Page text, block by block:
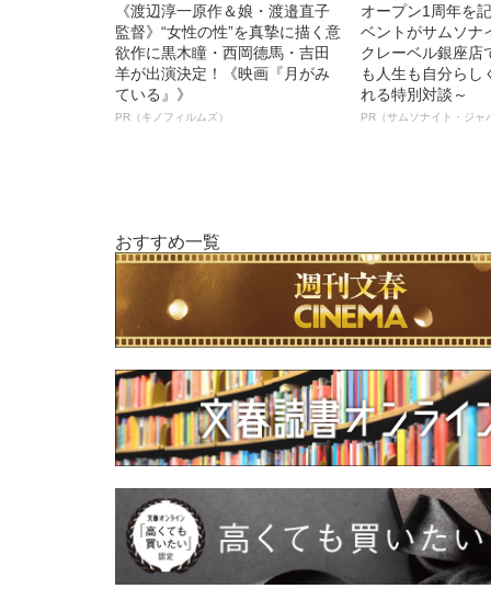
《渡辺淳一原作＆娘・渡邉直子
監督》“女性の性”を真摯に描く意
欲作に黒木瞳・西岡德馬・吉田
羊が出演決定！《映画『月がみ
ている』》
PR（キノフィルムズ）
オープン1周年を
ベントがサムソナ
クレーベル銀座
も人生も自分らし
れる特別対談～
PR（サムソナイト・ジャ
おすすめ一覧